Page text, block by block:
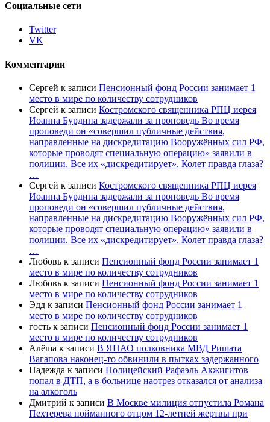
Социальные сети
Twitter
VK
Комментарии
Сергей к записи Пенсионный фонд России занимает 1
место в мире по количеству сотрудников
Сергей к записи Костромского священника РПЦ иерея
Иоанна Бурдина задержали за проповедь Во время
проповеди он «совершил публичные действия,
направленные на дискредитацию Вооружённых сил РФ,
которые проводят специальную операцию» заявили в
полиции. Все их «дискредитирует». Колет правда глаза?
…
Сергей к записи Костромского священника РПЦ иерея
Иоанна Бурдина задержали за проповедь Во время
проповеди он «совершил публичные действия,
направленные на дискредитацию Вооружённых сил РФ,
которые проводят специальную операцию» заявили в
полиции. Все их «дискредитирует». Колет правда глаза?
…
Любовь к записи Пенсионный фонд России занимает 1
место в мире по количеству сотрудников
Любовь к записи Пенсионный фонд России занимает 1
место в мире по количеству сотрудников
Эдд к записи Пенсионный фонд России занимает 1
место в мире по количеству сотрудников
гость к записи Пенсионный фонд России занимает 1
место в мире по количеству сотрудников
Алёша к записи В ЯНАО полковника МВД Ришата
Вагапова наконец-то обвинили в пытках задержанного
Надежда к записи Полицейский Рафаэль Акжигитов
попал в ДТП, а в больнице наотрез отказался от анализа
на алкоголь
Дмитрий к записи В Москве милиция отпустила Романа
Пехтерева пойманного отцом 12-летней жертвы при